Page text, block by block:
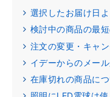
選択したお届け日
検討中の商品の最
注文の変更・キャ
イデーからのメー
在庫切れの商品に